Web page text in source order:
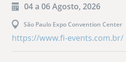
04 a 06 Agosto, 2026
São Paulo Expo Convention Center
https://www.fi-events.com.br/